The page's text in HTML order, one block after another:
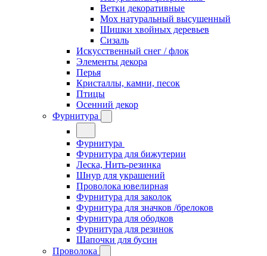
Ветки декоративные
Мох натуральный высушенный
Шишки хвойных деревьев
Сизаль
Искусственный снег / флок
Элементы декора
Перья
Кристаллы, камни, песок
Птицы
Осенний декор
Фурнитура
Фурнитура
Фурнитура для бижутерии
Леска, Нить-резинка
Шнур для украшений
Проволока ювелирная
Фурнитура для заколок
Фурнитура для значков /брелоков
Фурнитура для ободков
Фурнитура для резинок
Шапочки для бусин
Проволока